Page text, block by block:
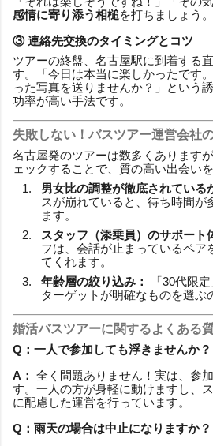
感情に寄り添う相槌を打ちましょう。
③ 連絡先交換のタイミングとコツ
ツアーの終盤、名古屋駅に到着する
す。「今日は本当に楽しかったです
った写真を送りませんか？」という
功率が高い手法です。
失敗しない！バスツアー運営会社
名古屋発のツアーは数多くあります
ェックすることで、質の高い出会い
男女比の調整が徹底されている
スが崩れていると、待ち時間が
ます。
スタッフ（添乗員）のサポート
フは、会話が止まっているペア
てくれます。
年齢層の絞り込み：
「30代限
ターゲットが明確なものを選ぶ
婚活バスツアーに関するよくある
Q：一人で参加しても浮きませんか？
A： 全く問題ありません！実は、参
す。一人の方が身軽に動けますし、
に配慮した運営を行っています。
Q：雨天の場合は中止になりますか？